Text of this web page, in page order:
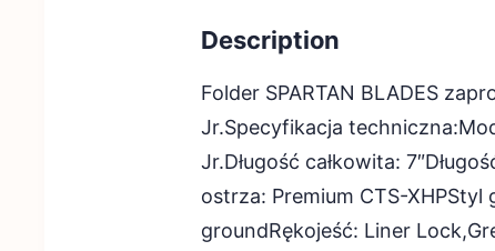
Description
Folder SPARTAN BLADES
Jr.Specyfikacja
Jr.Długość całkowita:
ostrza: Premium CTS-
groundRękojeść: Liner